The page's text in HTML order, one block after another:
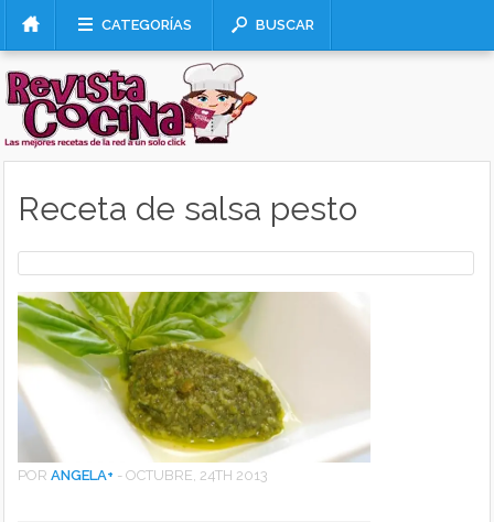
CATEGORÍAS BUSCAR
Receta de salsa pesto
PORANGELA+ -OCTUBRE, 24TH 2013